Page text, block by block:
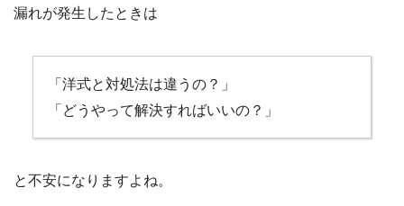
漏れが発生したときは
「洋式と対処法は違うの？」
「どうやって解決すればいいの？」
と不安になりますよね。